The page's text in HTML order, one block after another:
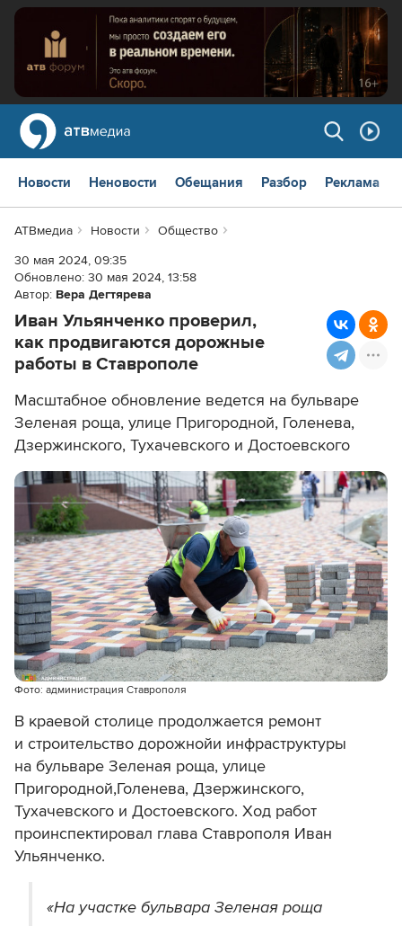
Новости Неновости Обещания Разбор Реклама
АТВмедиа Новости
Общество
30 мая 2024, 09:35
Обновлено: 30 мая 2024, 13:58
Автор: Вера Дегтярева
Иван Ульянченко проверил,
как продвигаются дорожные
работы в Ставрополе
Масштабное обновление ведется на бульваре
Зеленая роща, улице Пригородной, Голенева,
Дзержинского, Тухачевского и Достоевского
Фото: администрация Ставрополя
В краевой столице продолжается ремонт
и строительство дорожнойи инфраструктуры
на бульваре Зеленая роща, улице
Пригородной,Голенева, Дзержинского,
Тухачевского и Достоевского. Ход работ
проинспектировал глава Ставрополя Иван
Ульянченко.
«На участке бульвара Зеленая роща